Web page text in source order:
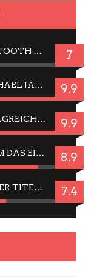
JBL TUNE 720BT: OVER EAR BLUETOOTH KOPFHÖRER UM DIE 50,-€ IM DAUER-TEST 7
WEGEN DES ERFOLGES – MJ: MICHAEL JACKSON MUSICAL IN EINER MATINEE SEHEN 9.9
JELLYFISH HAMBURG: DAS ERFOLGREICHE SOMMER-MENÜ 2025 IN GEFÜHLEN UND BILDERN 9.9
CÉSAR FÜR JIM CARREY? WARUM DAS EINER DER NERVIGSTEN ACTORS IST UND BLEIBT 8.9
JING JING: IN-THAI RÄUMT WIEDER TITEL AB – EIN ZWEI-STUNDEN-ERLEBNISBERICHT 7.4